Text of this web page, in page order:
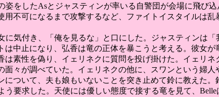
姿をしたAsとジャスティンが率いる自警団が会場に飛び
不可になるまで攻撃するなど、ファイトイスタイルは
に気付き、「俺を見るな」と口にした。ジャスティンは
中止になり、弘香は竜の正体を暴こうと考える。彼女
素性を偽り、イェリネクに質問を投げ掛けた。イェリネ
々が調べていた。イェリネクの他に、スワンという婦
ついて、夫も娘もいないことを突き止めて鈴に教えた
要求した。天使には優しい態度で接する竜を見て、